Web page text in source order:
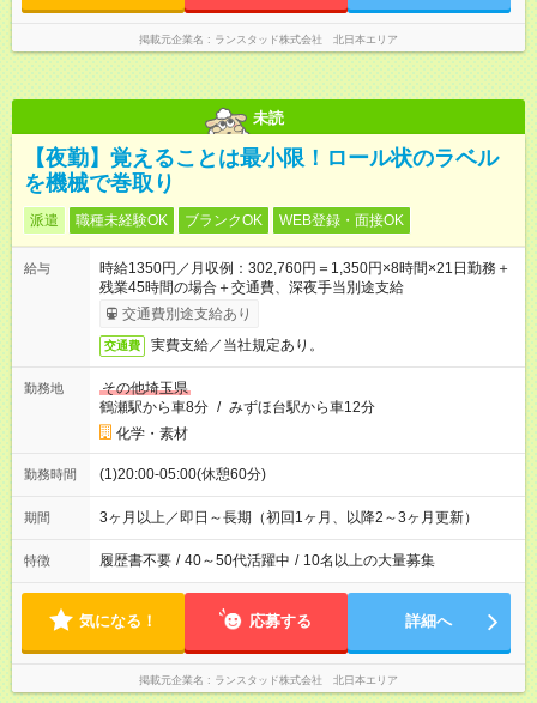
掲載元企業名 ランスタッド株式会社 北日本エリア
未読
【夜勤】覚えることは最小限！ロール状のラベル
を機械で巻取り
派遣 職種未経験OK ブランクOK WEB登録・面接OK
給与
時給1350円／月収例：302,760円＝1,350円×8時間×21日勤務＋
残業45時間の場合＋交通費、深夜手当別途支給
交通費別途支給あり
交通費 実費支給／当社規定あり。
勤務地
その他埼玉県
鶴瀬駅から車8分 / みずほ台駅から車12分
化学・素材
勤務時間 (1)20:00-05:00(休憩60分)
期間 3ヶ月以上／即日～長期（初回1ヶ月、以降2～3ヶ月更新）
特徴 履歴書不要 / 40～50代活躍中 / 10名以上の大量募集
気になる！ 応募する 詳細へ
掲載元企業名 ランスタッド株式会社 北日本エリア